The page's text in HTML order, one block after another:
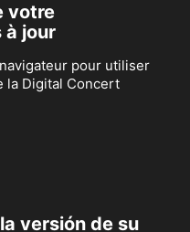
votre
à jour
pour utiliser
la Digital Concert
versión de su